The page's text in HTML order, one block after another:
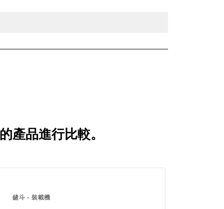
產品進行比較。
鏟斗 - 裝載機